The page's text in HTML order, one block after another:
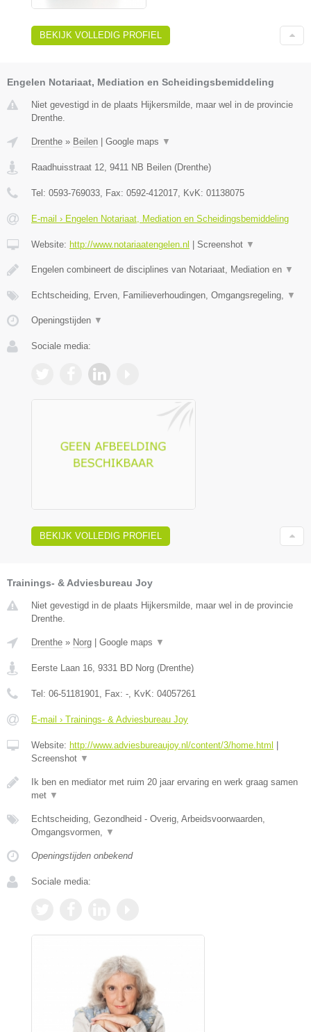
BEKIJK VOLLEDIG PROFIEL
Engelen Notariaat, Mediation en Scheidingsbemiddeling
Niet gevestigd in de plaats Hijkersmilde, maar wel in de provincie
Drenthe.
Drenthe » Beilen Google maps ▼
Raadhuisstraat 12, 9411 NB Beilen (Drenthe)
Tel: 0593-769033, Fax: 0592-412017, KvK: 01138075
E-mail › Engelen Notariaat, Mediation en Scheidingsbemiddeling
Website: http://www.notariaatengelen.nl Screenshot ▼
Engelen combineert de disciplines van Notariaat, Mediation en ▼
Echtscheiding, Erven, Familieverhoudingen, Omgangsregeling, ▼
Openingstijden ▼
Sociale media:
BEKIJK VOLLEDIG PROFIEL
Trainings- & Adviesbureau Joy
Niet gevestigd in de plaats Hijkersmilde, maar wel in de provincie
Drenthe.
Drenthe » Norg Google maps ▼
Eerste Laan 16 9331 BD Norg (Drenthe)
Tel: 06-51181901 , Fax: - , KvK: 04057261
E-mail › Trainings- & Adviesbureau Joy
Website: http://www.adviesbureaujoy.nl/content/3/home.html
Screenshot ▼
Ik ben en mediator met ruim 20 jaar ervaring en werk graag samen
met ▼
Echtscheiding, Gezondheid - Overig, Arbeidsvoorwaarden,
Omgangsvormen,
▼
Openingstijden onbekend
Sociale media: